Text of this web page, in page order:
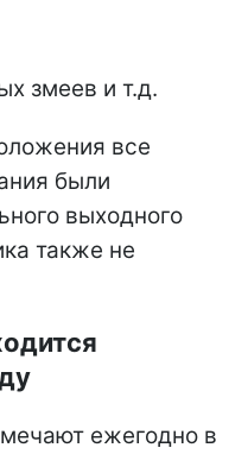
змеев и т.д.
все
были
выходного
также не
ежегодно в